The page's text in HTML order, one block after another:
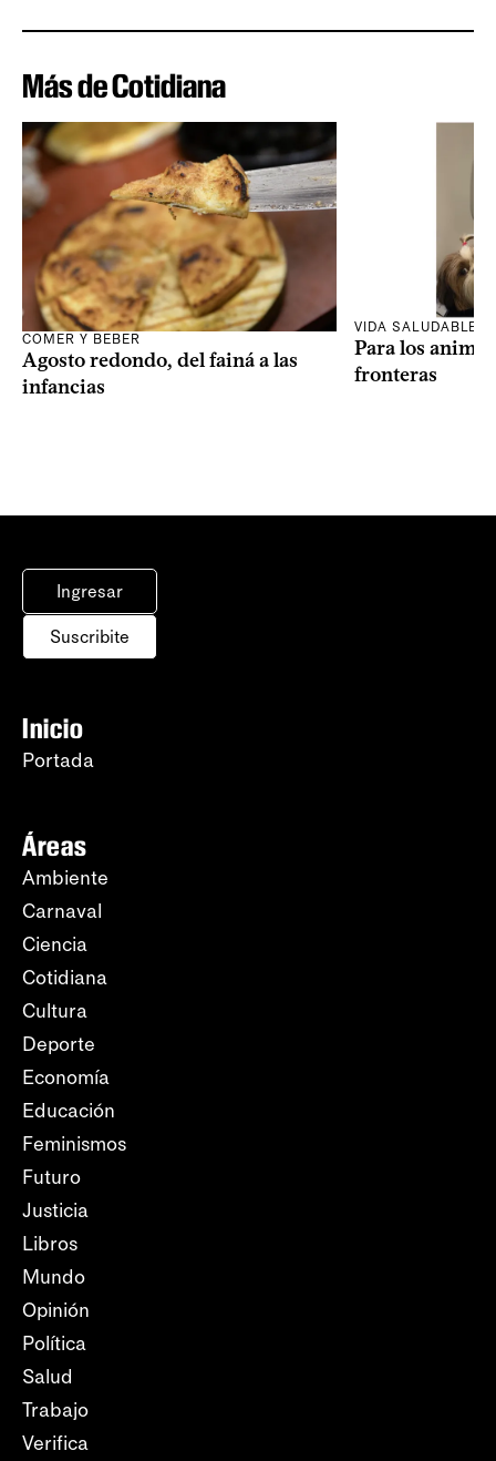
Más de Cotidiana
COMER Y BEBER
Agosto redondo, del fainá a las
infancias
VIDA SALUDABLE
Para los
fronteras
Ingresar
Suscribite
Inicio
Portada
Áreas
Ambiente
Carnaval
Ciencia
Cotidiana
Cultura
Deporte
Economía
Educación
Feminismos
Futuro
Justicia
Libros
Mundo
Opinión
Política
Salud
Trabajo
Verifica